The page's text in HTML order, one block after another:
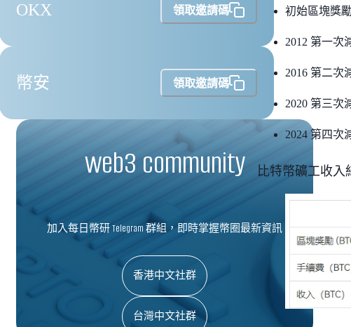
OKX 領取邀請碼
幣安 領取邀請碼
web3 community
加入每日幣研 Telegram 群組，即時掌握幣圈最新資訊
香港中文社群
台灣中文社群
初始區塊獎
2012 第一次
2016 第二次
2020 第三次
2024 第四次
比特幣礦工收入